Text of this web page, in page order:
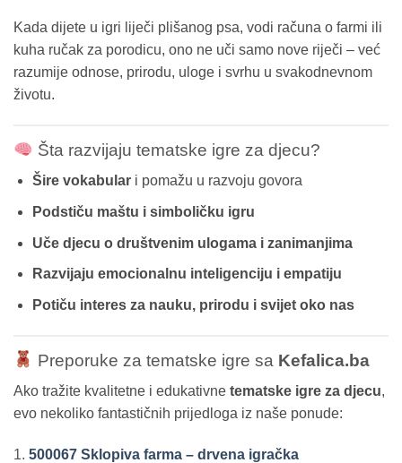
Kada dijete u igri liječi plišanog psa, vodi računa o farmi ili
kuha ručak za porodicu, ono ne uči samo nove riječi – već
razumije odnose, prirodu, uloge i svrhu u svakodnevnom
životu.
Šta razvijaju tematske igre za djecu?
Šire vokabulari pomažu u razvoju govora
Podstiču maštu i simboličku igru
Uče djecu o društvenim ulogama i zanimanjima
Razvijaju emocionalnu inteligenciju i empatiju
Potiču interes za nauku, prirodu i svijet oko nas
Preporuke za tematske igre sa Kefalica.ba
Ako tražite kvalitetne i edukativne tematske igre za djecu,
evo nekoliko fantastičnih prijedloga iz naše ponude:
1. 500067 Sklopiva farma – drvena igračka